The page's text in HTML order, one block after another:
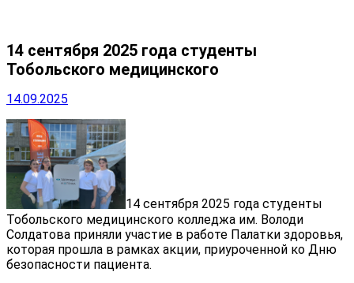
14 сентября 2025 года студенты
Тобольского медицинского
14.09.2025
14 сентября 2025 года студенты
Тобольского медицинского колледжа им. Володи
Солдатова приняли участие в работе Палатки здоровья,
которая прошла в рамках акции, приуроченной ко Дню
безопасности пациента.